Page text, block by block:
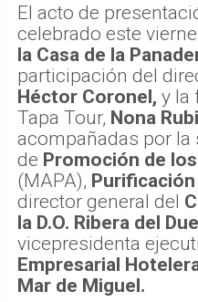
El acto de
celebrado este
la Casa de la
participación del
Héctor Coronel, y la
Tapa Tour, Nona
acompañadas por la
de Promoción de
(MAPA), Purificación
director general del
la D.O. Ribera del
vicepresidenta
Empresarial
Mar de Miguel.